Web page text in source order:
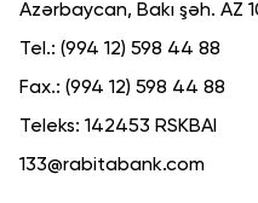
Azərbaycan, Bakı şəh. AZ
Tel.: (994 12) 598 44 88
Fax.: (994 12) 598 44 88
Teleks: 142453 RSKBAI
133@rabitabank.com